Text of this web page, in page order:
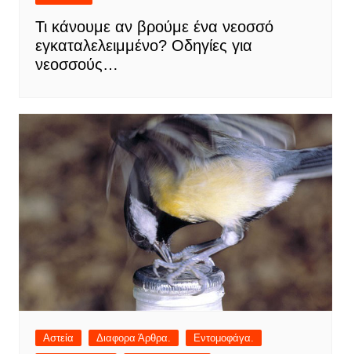
Τι κάνουμε αν βρούμε ένα νεοσσό
εγκαταλελειμμένο? Οδηγίες για
νεοσσούς…
Αστεία Διαφορα Άρθρα.
Εντομοφάγα.